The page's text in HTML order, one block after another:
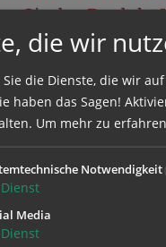
Sie das Produkt
sich mit Ihrem
die wir
Sie die Dienste, die wir
haben das Sagen!
Um mehr zu
Notwendigkeit
Dienst
Media
Dienst